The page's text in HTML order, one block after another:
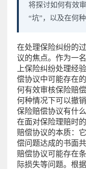
将探讨如何有效
“坑”，以及在何
在处理保险纠纷的
议的焦点。作为一
上保险纠纷处理经
偿协议中可能存在
何有效审核保险赔
何种情况下可以撤
保险赔偿协议有什
在面对保险理赔时
赔偿协议的本质：
偿问题达成的书面
赔偿协议可能存在
际损失等问题。根